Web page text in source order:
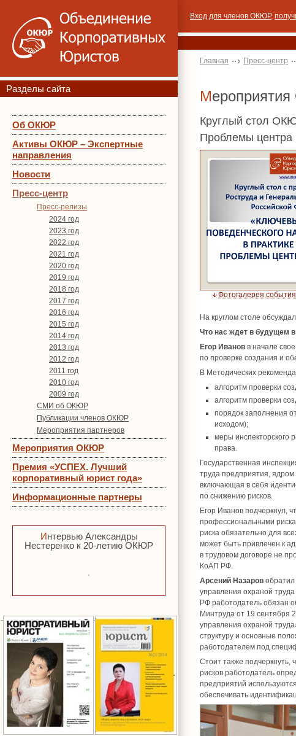
Разделы сайта
Об ОКЮР
Активы ОКЮР – Экспертные
направления
Новости
Пресс-центр
Пресс-релизы
2024 год
2023 год
2022 год
2021 год
2020 год
2019 год
2018 год
2017 год
2016 год
2015 год
2014 год
2013 год
2012 год
2011 год
2010 год
2009 год
СМИ об ОКЮР
Публикации членов ОКЮР
Мероприятия партнеров
Мероприятия ОКЮР
Премия «УСПЕХ. Лучший
корпоративный юрист года»
Информационные партнеры
Интервью Александры
Нестеренко к 20-летию ОКЮР
Вход для членов ОКЮР,
Главная Пресс-центр
Круглый стол
Проблемы центра
Фотогалерея события
На круглом столе
Что нас ждет в будущем
Егор Иванов в начале
по проверке создания и
В Методических
алгоритм проверки
алгоритм проверки
порядок заполнения
исходом);
меры инспекторского
права.
Государственная
труда предприятия,
включающая в себя
по снижению рисков.
Егор Иванов подчеркнул,
профессиональными
риска обязательно для
может быть привлечен к
в трудовом договоре не
КоАП РФ.
Арсений Назаров
управления охраной
РФ работодатель обязан
Минтруда от 19 сентября
управления охраной
структуру и основные
работодателем под
Стоит также
рисков работодатель
предприятий
обеспечивать